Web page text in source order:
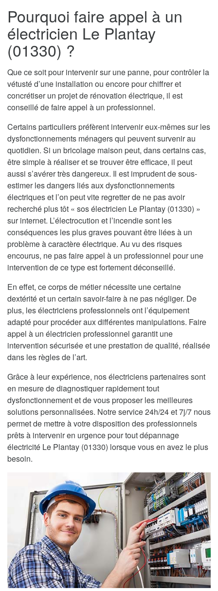
Pourquoi faire appel à un
électricien Le Plantay
(01330) ?
Que ce soit pour intervenir sur une panne, pour contrôler la
vétusté d’une installation ou encore pour chiffrer et
concrétiser un projet de rénovation électrique, il est
conseillé de faire appel à un professionnel.
Certains particuliers préfèrent intervenir eux-mêmes sur les
dysfonctionnements ménagers qui peuvent survenir au
quotidien. Si un bricolage maison peut, dans certains cas,
être simple à réaliser et se trouver être efficace, il peut
aussi s’avérer très dangereux. Il est imprudent de sous-
estimer les dangers liés aux dysfonctionnements
électriques et l’on peut vite regretter de ne pas avoir
recherché plus tôt « sos électricien Le Plantay (01330) »
sur internet. L’électrocution et l’incendie sont les
conséquences les plus graves pouvant être liées à un
problème à caractère électrique. Au vu des risques
encourus, ne pas faire appel à un professionnel pour une
intervention de ce type est fortement déconseillé.
En effet, ce corps de métier nécessite une certaine
dextérité et un certain savoir-faire à ne pas négliger. De
plus, les électriciens professionnels ont l’équipement
adapté pour procéder aux différentes manipulations. Faire
appel à un électricien professionnel garantit une
intervention sécurisée et une prestation de qualité, réalisée
dans les règles de l’art.
Grâce à leur expérience, nos électriciens partenaires sont
en mesure de diagnostiquer rapidement tout
dysfonctionnement et de vous proposer les meilleures
solutions personnalisées. Notre service 24h/24 et 7j/7 nous
permet de mettre à votre disposition des professionnels
prêts à intervenir en urgence pour tout dépannage
électricité Le Plantay (01330) lorsque vous en avez le plus
besoin.